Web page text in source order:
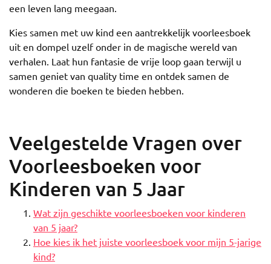
een leven lang meegaan.
Kies samen met uw kind een aantrekkelijk voorleesboek
uit en dompel uzelf onder in de magische wereld van
verhalen. Laat hun fantasie de vrije loop gaan terwijl u
samen geniet van quality time en ontdek samen de
wonderen die boeken te bieden hebben.
Veelgestelde Vragen over
Voorleesboeken voor
Kinderen van 5 Jaar
Wat zijn geschikte voorleesboeken voor kinderen
van 5 jaar?
Hoe kies ik het juiste voorleesboek voor mijn 5-jarige
kind?